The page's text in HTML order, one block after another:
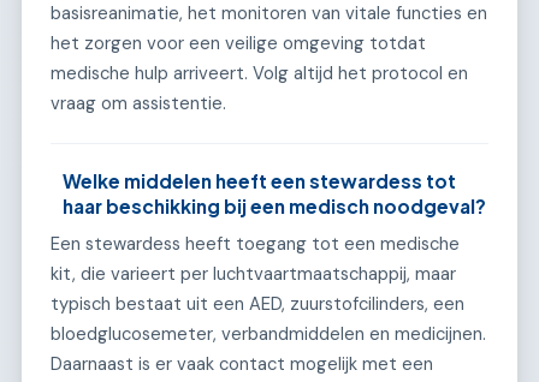
basisreanimatie, het monitoren van vitale functies en
het zorgen voor een veilige omgeving totdat
medische hulp arriveert. Volg altijd het protocol en
vraag om assistentie.
Welke middelen heeft een stewardess tot
haar beschikking bij een medisch noodgeval?
Een stewardess heeft toegang tot een medische
kit, die varieert per luchtvaartmaatschappij, maar
typisch bestaat uit een AED, zuurstofcilinders, een
bloedglucosemeter, verbandmiddelen en medicijnen.
Daarnaast is er vaak contact mogelijk met een